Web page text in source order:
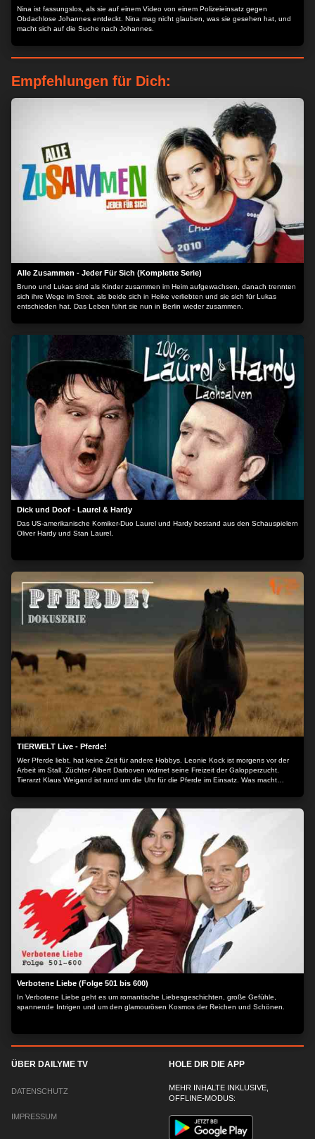
Nina ist fassungslos, als sie auf einem Video von einem Polizeieinsatz gegen
Obdachlose Johannes entdeckt. Nina mag nicht glauben, was sie gesehen hat, und
macht sich auf die Suche nach Johannes.
Empfehlungen für Dich:
Alle Zusammen - Jeder Für Sich (Komplette Serie)
Bruno und Lukas sind als Kinder zusammen im Heim aufgewachsen, danach trennten
sich ihre Wege im Streit, als beide sich in Heike verliebten und sie sich für Lukas
entschieden hat. Das Leben führt sie nun in Berlin wieder zusammen.
Dick und Doof - Laurel & Hardy
Das US-amerikanische Komiker-Duo Laurel und Hardy bestand aus den Schauspielern
Oliver Hardy und Stan Laurel.
TIERWELT Live - Pferde!
Wer Pferde liebt, hat keine Zeit für andere Hobbys. Leonie Kock ist morgens vor der
Arbeit im Stall. Züchter Albert Darboven widmet seine Freizeit der Galopperzucht.
Tierarzt Klaus Weigand ist rund um die Uhr für die Pferde im Einsatz. Was macht
ihren Alltag.
Verbotene Liebe (Folge 501 bis 600)
In Verbotene Liebe geht es um romantische Liebesgeschichten, große Gefühle,
spannende Intrigen und um den glamourösen Kosmos der Reichen und Schönen.
ÜBER DAILYME TV
DATENSCHUTZ
IMPRESSUM
HOLE DIR DIE APP
MEHR INHALTE INKLUSIVE,
OFFLINE-MODUS: